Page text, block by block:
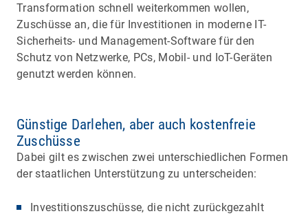
Transformation schnell weiterkommen wollen,
Zuschüsse an, die für Investitionen in moderne IT-
Sicherheits- und Management-Software für den
Schutz von Netzwerke, PCs, Mobil- und IoT-Geräten
genutzt werden können.
Günstige Darlehen, aber auch kostenfreie
Zuschüsse
Dabei gilt es zwischen zwei unterschiedlichen Formen
der staatlichen Unterstützung zu unterscheiden:
Investitionszuschüsse, die nicht zurückgezahlt